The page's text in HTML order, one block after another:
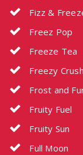
Fizz &
Freez Pop
Freeze Tea
Freezy Crush
Frost and
Fruity Fuel
Fruity Sun
Full Moon